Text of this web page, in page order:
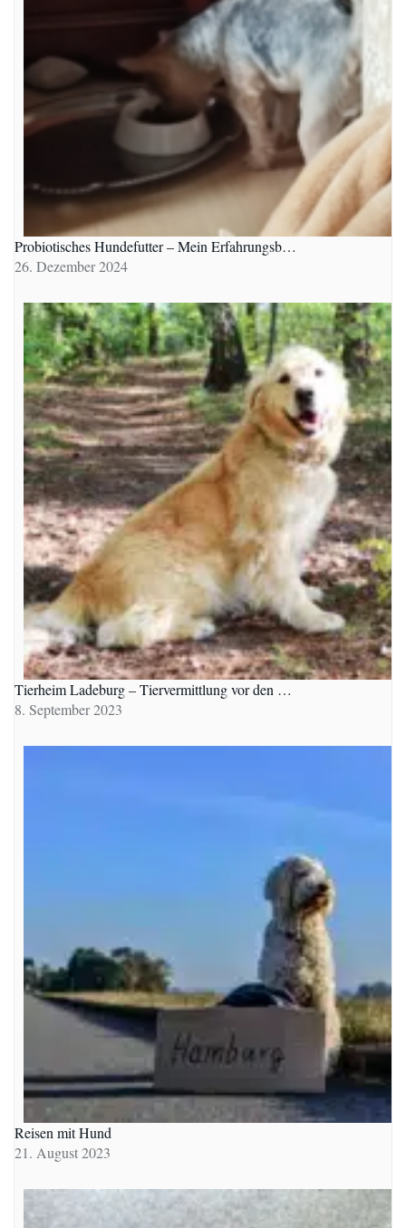
Probiotisches Hundefutter – Mein Erfahrungsb…
26. Dezember 2024
Tierheim Ladeburg – Tiervermittlung vor den …
8. September 2023
Reisen mit Hund
21. August 2023